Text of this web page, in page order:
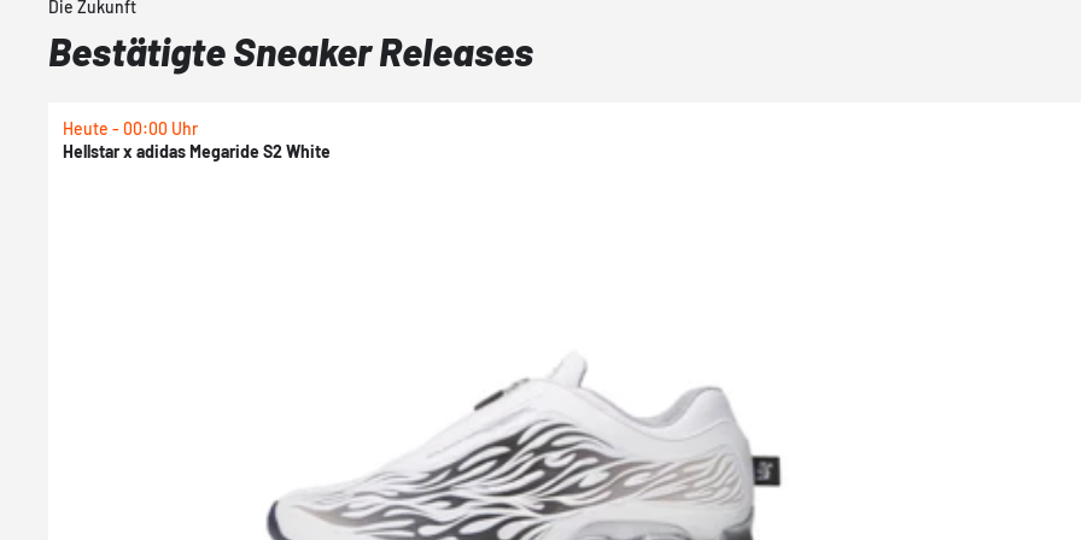
Die Zukunft
Bestätigte Sneaker Releases
Heute - 00:00 Uhr
Hellstar x adidas Megaride S2 White